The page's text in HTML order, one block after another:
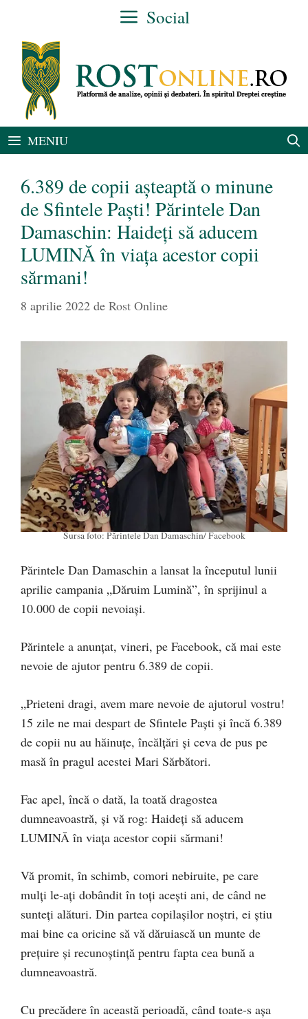
conținut
Social
MENIU
6.389 de copii așteaptă o minune
de Sfintele Paști! Părintele Dan
Damaschin: Haideți să aducem
LUMINĂ în viața acestor copii
sărmani!
8 aprilie 2022 de Rost Online
Sursa foto: Părintele Dan Damaschin/ Facebook
Părintele Dan Damaschin a lansat la începutul lunii
aprilie campania „Dăruim Lumină”, în sprijinul a
10.000 de copii nevoiași.
Părintele a anunțat, vineri, pe Facebook, că mai este
nevoie de ajutor pentru 6.389 de copii.
„Prieteni dragi, avem mare nevoie de ajutorul vostru!
15 zile ne mai despart de Sfintele Paști și încă 6.389
de copii nu au hăinuțe, încălțări și ceva de pus pe
masă în pragul acestei Mari Sărbători.
Fac apel, încă o dată, la toată dragostea
dumneavoastră, și vă rog: Haideți să aducem
LUMINĂ în viața acestor copii sărmani!
Vă promit, în schimb, comori nebiruite, pe care
mulți le-ați dobândit în toți acești ani, de când ne
sunteți alături. Din partea copilașilor noștri, ei știu
mai bine ca oricine să vă dăruiască un munte de
prețuire și recunoștință pentru fapta cea bună a
dumneavoastră.
Cu precădere în această perioadă, când toate-s așa